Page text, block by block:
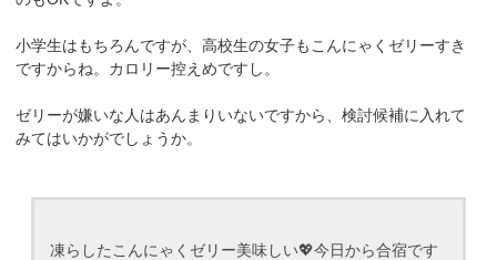
小学生はもちろんですが、高校生の女子もこんにゃくゼリーすき
ですからね。カロリー控えめですし。
ゼリーが嫌いな人はあんまりいないですから、検討候補に入れて
みてはいかがでしょうか。
凍らしたこんにゃくゼリー美味しい💖今日から合宿です